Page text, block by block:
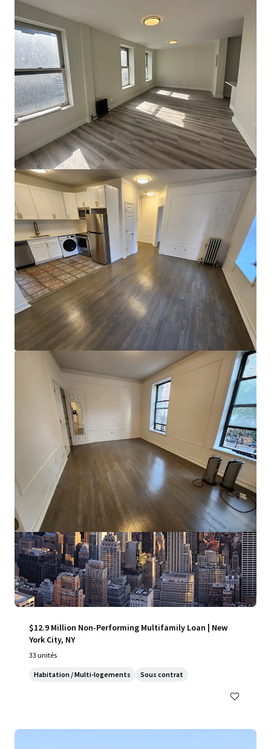
Voir plus
$12.9 Million Non-Performing Multifamily Loan | New
York City, NY
33 unités
Habitation / Multi-logements Sous contrat